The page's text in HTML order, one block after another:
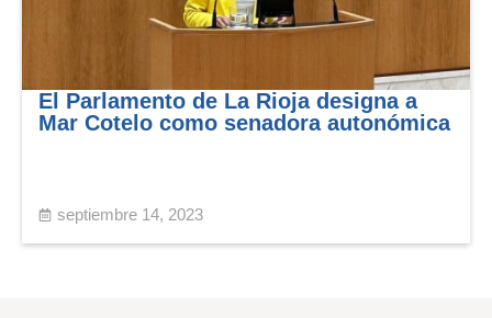
El Parlamento de La Rioja designa a
Mar Cotelo como senadora autonómica
septiembre 14, 2023